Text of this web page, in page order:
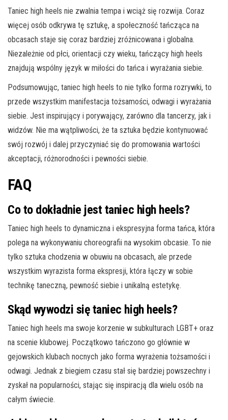
Taniec high heels nie zwalnia tempa i wciąż się rozwija. Coraz
więcej osób odkrywa tę sztukę, a społeczność tańcząca na
obcasach staje się coraz bardziej zróżnicowana i globalna.
Niezależnie od płci, orientacji czy wieku, tańczący high heels
znajdują wspólny język w miłości do tańca i wyrażania siebie.
Podsumowując, taniec high heels to nie tylko forma rozrywki, to
przede wszystkim manifestacja tożsamości, odwagi i wyrażania
siebie. Jest inspirujący i porywający, zarówno dla tancerzy, jak i
widzów. Nie ma wątpliwości, że ta sztuka będzie kontynuować
swój rozwój i dalej przyczyniać się do promowania wartości
akceptacji, różnorodności i pewności siebie.
FAQ
Co to dokładnie jest taniec high heels?
Taniec high heels to dynamiczna i ekspresyjna forma tańca, która
polega na wykonywaniu choreografii na wysokim obcasie. To nie
tylko sztuka chodzenia w obuwiu na obcasach, ale przede
wszystkim wyrazista forma ekspresji, która łączy w sobie
technikę taneczną, pewność siebie i unikalną estetykę.
Skąd wywodzi się taniec high heels?
Taniec high heels ma swoje korzenie w subkulturach LGBT+ oraz
na scenie klubowej. Początkowo tańczono go głównie w
gejowskich klubach nocnych jako forma wyrażenia tożsamości i
odwagi. Jednak z biegiem czasu stał się bardziej powszechny i
zyskał na popularności, stając się inspiracją dla wielu osób na
całym świecie.